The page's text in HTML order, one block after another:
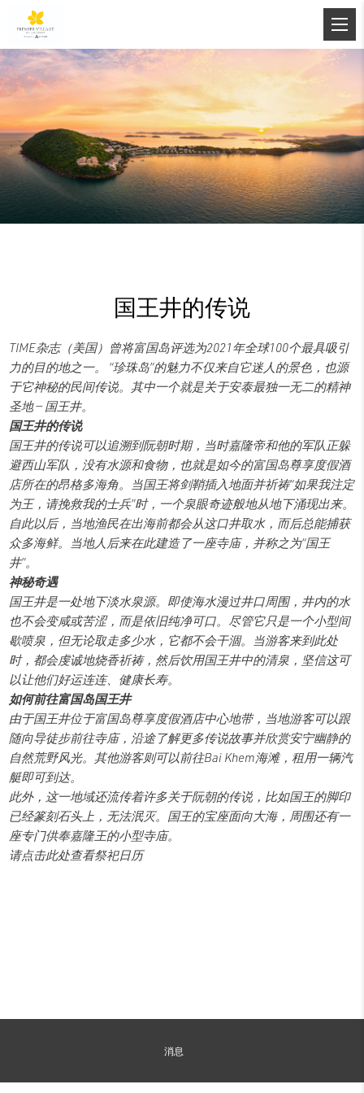
国王井的传说
TIME杂志（美国）曾将富国岛评选为2021年全球100个最具吸引
力的目的地之一。 “珍珠岛”的魅力不仅来自它迷人的景色，也源
于它神秘的民间传说。其中一个就是关于安泰最独一无二的精神
圣地 — 国王井。
国王井的传说
国王井的传说可以追溯到阮朝时期，当时嘉隆帝和他的军队正躲
避西山军队，没有水源和食物，也就是如今的富国岛尊享度假酒
店所在的昂格多海角。当国王将剑鞘插入地面并祈祷“如果我注定
为王，请挽救我的士兵”时，一个泉眼奇迹般地从地下涌现出来。
自此以后，当地渔民在出海前都会从这口井取水，而后总能捕获
众多海鲜。当地人后来在此建造了一座寺庙，并称之为“国王
井”。
神秘奇遇
国王井是一处地下淡水泉源。即使海水漫过井口周围，井内的水
也不会变咸或苦涩，而是依旧纯净可口。尽管它只是一个小型间
歇喷泉，但无论取走多少水，它都不会干涸。当游客来到此处
时，都会虔诚地烧香祈祷，然后饮用国王井中的清泉，坚信这可
以让他们好运连连、健康长寿。
如何前往富国岛国王井
由于国王井位于富国岛尊享度假酒店中心地带，当地游客可以跟
随向导徒步前往寺庙，沿途了解更多传说故事并欣赏安宁幽静的
自然荒野风光。其他游客则可以前往Bai Khem海滩，租用一辆汽
艇即可到达。
此外，这一地域还流传着许多关于阮朝的传说，比如国王的脚印
已经篆刻石头上，无法泯灭。国王的宝座面向大海，周围还有一
座专门供奉嘉隆王的小型寺庙。
请点击此处查看祭祀日历
消息